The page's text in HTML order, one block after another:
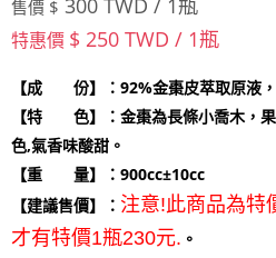
售價 $ 300 TWD / 1瓶
特惠價 $ 250 TWD / 1瓶
【成 份】：92%金棗皮萃取原液，
【特 色】：金棗為長條小喬木，
色,氣香味酸甜。
【重 量】：900cc±10cc
【建議售價】： 注意!此商品為特
才有特價1瓶230元. 。